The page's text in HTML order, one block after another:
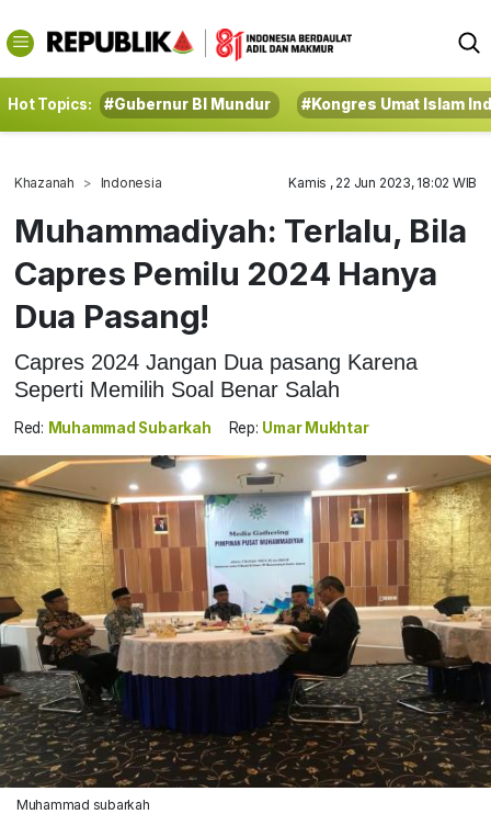
Hot Topics: #Gubernur BI Mundur #Kongres Umat Islam
Khazanah Indonesia Kamis , 22 Jun 2023, 18:02 WIB
Muhammadiyah: Terlalu, Bila
Capres Pemilu 2024 Hanya
Dua Pasang!
Capres 2024 Jangan Dua pasang Karena
Seperti Memilih Soal Benar Salah
Red: Muhammad Subarkah Rep: Umar Mukhtar
Muhammad subarkah